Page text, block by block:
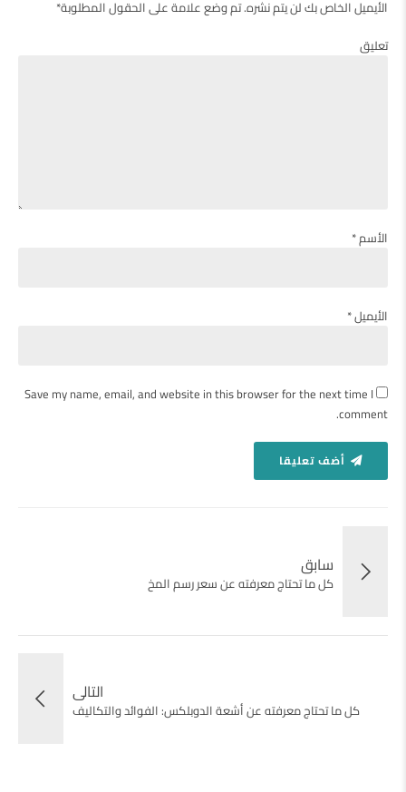
الأيميل الخاص بك لن يتم نشره. تم وضع علامة على الحقول المطلوبة*
تعليق
الأسم *
الأيميل *
Save my name, email, and website in this browser for the next time I
comment.
أضف تعليقا
سابق
كل ما تحتاج معرفته عن سعر رسم المخ
التالى
كل ما تحتاج معرفته عن أشعة الدوبلكس: الفوائد والتكاليف